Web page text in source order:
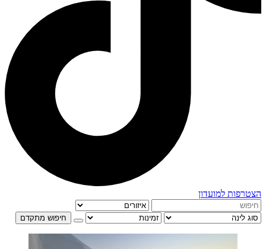
הצטרפות למועדון
חיפוש מתקדם